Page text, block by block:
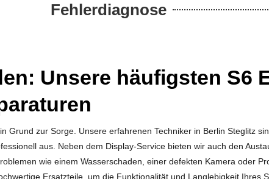
Fehlerdiagnose
Unsere häufigsten S6
Grund zur Sorge. Unsere erfahrenen Techniker in Berlin Steglitz
aus. Neben dem Display-Service bieten wir auch den
wie einem Wasserschaden, einer defekten Kamera oder
Ersatzteile, um die Funktionalität und Langlebigkeit Ihres